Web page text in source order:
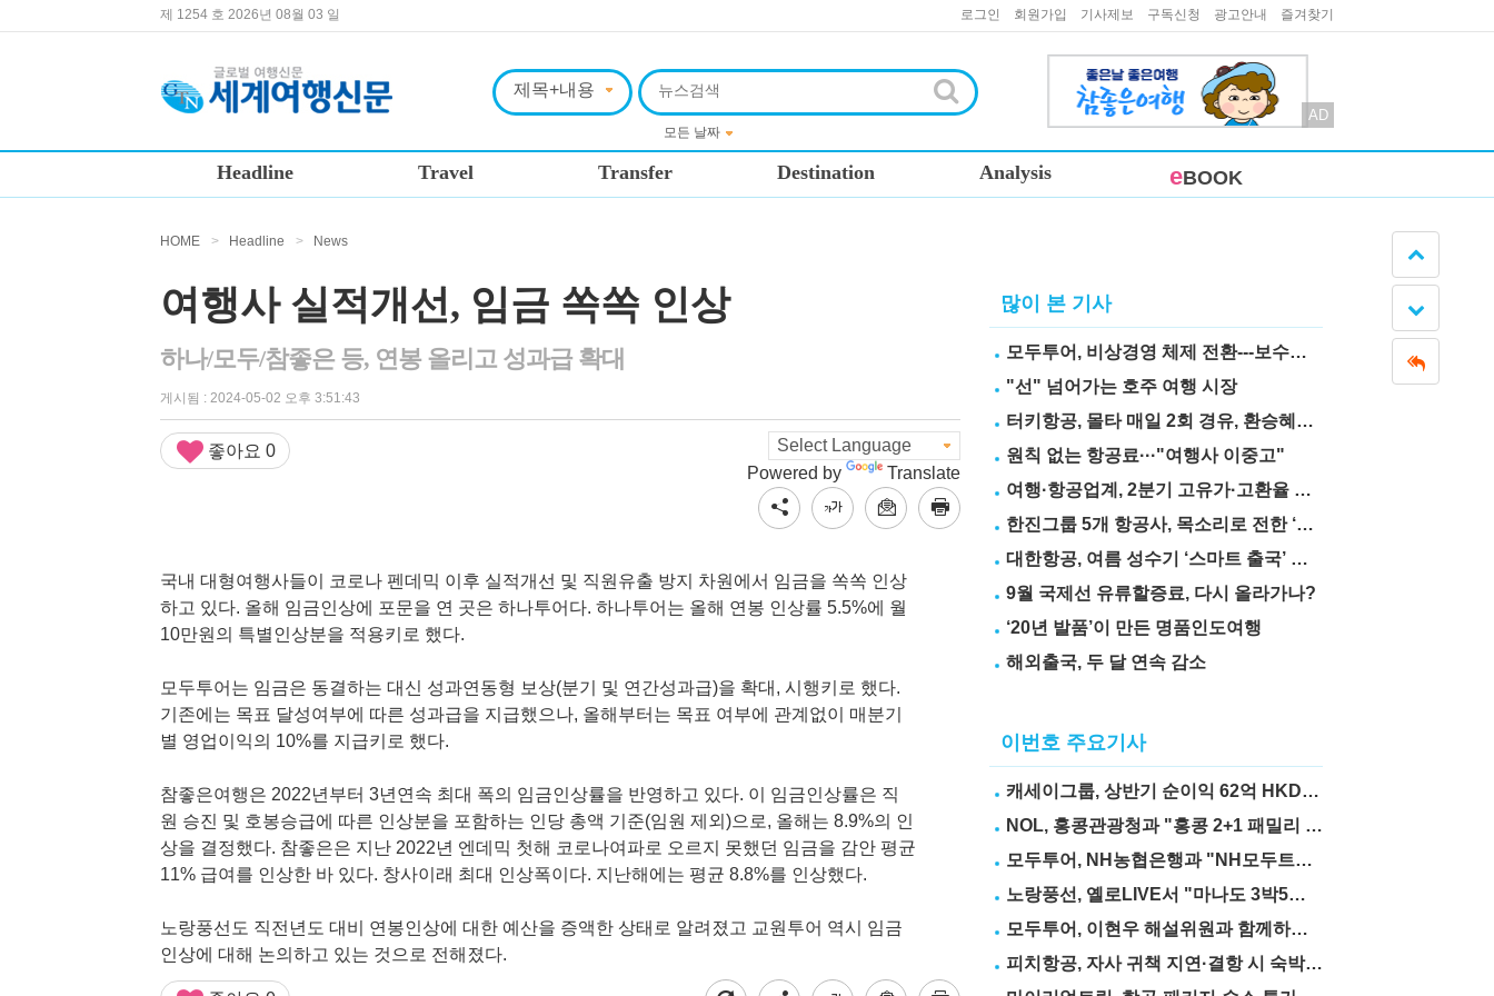
제 1254 호 2026년 08월 03 일 로그인 회원가입 기사제보 구독신청 광고안내 즐겨찾기
AD
Headline Travel Transfer Destination Analysis eBOOK
HOME > Headline > News
여행사 실적개선, 임금 쏙쏙 인상
하나/모두/참좋은 등, 연봉 올리고 성과급 확대
게시됨 : 2024-05-02 오후 3:51:43
좋아요 0
Powered by
Translate
국내 대형여행사들이 코로나 펜데믹 이후 실적개선 및 직원유출 방지 차원에서 임금을 쏙쏙 인상
하고 있다. 올해 임금인상에 포문을 연 곳은 하나투어다. 하나투어는 올해 연봉 인상률 5.5%에 월
10만원의 특별인상분을 적용키로 했다.
모두투어는 임금은 동결하는 대신 성과연동형 보상(분기 및 연간성과급)을 확대, 시행키로 했다.
기존에는 목표 달성여부에 따른 성과급을 지급했으나, 올해부터는 목표 여부에 관계없이 매분기
별 영업이익의 10%를 지급키로 했다.
참좋은여행은 2022년부터 3년연속 최대 폭의 임금인상률을 반영하고 있다. 이 임금인상률은 직
원 승진 및 호봉승급에 따른 인상분을 포함하는 인당 총액 기준(임원 제외)으로, 올해는 8.9%의 인
상을 결정했다. 참좋은은 지난 2022년 엔데믹 첫해 코로나여파로 오르지 못했던 임금을 감안 평균
11% 급여를 인상한 바 있다. 창사이래 최대 인상폭이다. 지난해에는 평균 8.8%를 인상했다.
노랑풍선도 직전년도 대비 연봉인상에 대한 예산을 증액한 상태로 알려졌고 교원투어 역시 임금
인상에 대해 논의하고 있는 것으로 전해졌다.
많이 본 기사
모두투어, 비상경영 체제 전환---보수도 삭감
"선" 넘어가는 호주 여행 시장
터키항공, 몰타 매일 2회 경유, 환승혜택 눈길
원칙 없는 항공료···"여행사 이중고"
여행·항공업계, 2분기 고유가·고환율 직격탄
한진그룹 5개 항공사, 목소리로 전한 ‘재능기부’
대한항공, 여름 성수기 ‘스마트 출국’ 꿀팁 3가지 공개
9월 국제선 유류할증료, 다시 올라가나?
‘20년 발품’이 만든 명품인도여행
해외출국, 두 달 연속 감소
이번호 주요기사
캐세이그룹, 상반기 순이익 62억 HKD… 전년比 67.6%↑
NOL, 홍콩관광청과 "홍콩 2+1 패밀리 프로모션" 실시
모두투어, NH농협은행과 "NH모두트래블리적금" 출시
노랑풍선, 옐로LIVE서 "마나도 3박5일" 상품 선보여
모두투어, 이현우 해설위원과 함께하는 "MLB 직관 컨셉투어" 출시
피치항공, 자사 귀책 지연·결항 시 숙박·교통비 보상제 도입